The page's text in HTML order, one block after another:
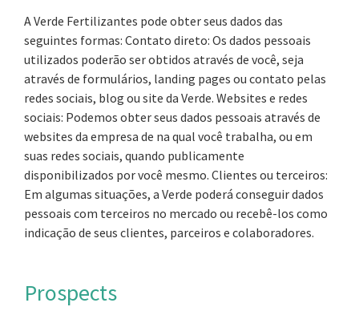
A Verde Fertilizantes pode obter seus dados das
seguintes formas: Contato direto: Os dados pessoais
utilizados poderão ser obtidos através de você, seja
através de formulários, landing pages ou contato pelas
redes sociais, blog ou site da Verde. Websites e redes
sociais: Podemos obter seus dados pessoais através de
websites da empresa de na qual você trabalha, ou em
suas redes sociais, quando publicamente
disponibilizados por você mesmo. Clientes ou terceiros:
Em algumas situações, a Verde poderá conseguir dados
pessoais com terceiros no mercado ou recebê-los como
indicação de seus clientes, parceiros e colaboradores.
Prospects